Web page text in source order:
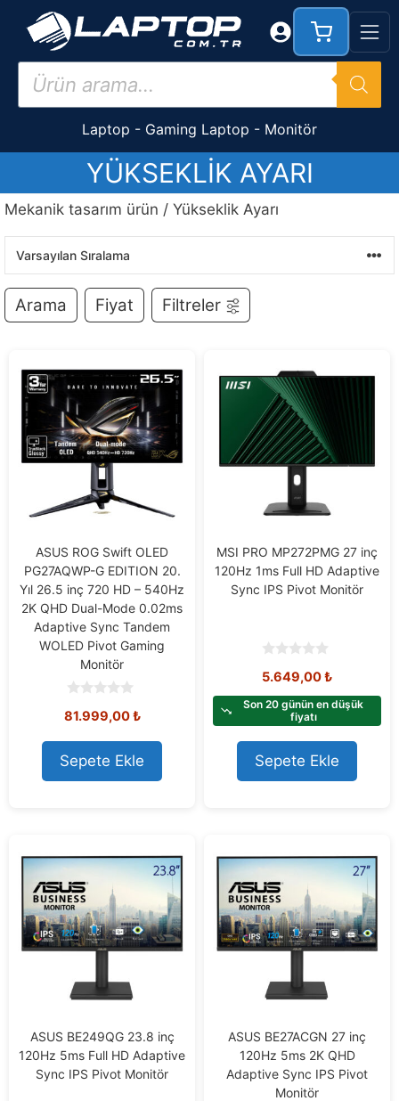
İçeriğe
Products
search
Laptop - Gaming Laptop - Monitör
YÜKSEKLIK AYARI
Mekanik tasarım ürün / Yükseklik Ayarı
Arama Fiyat Filtreler
ASUS ROG Swift OLED
PG27AQWP-G EDITION 20.
Yıl 26.5 inç 720 HD – 540Hz
2K QHD Dual-Mode 0.02ms
Adaptive Sync Tandem
WOLED Pivot Gaming
Monitör
o
t
o
f
5
81.999,00₺
Sepete Ekle
MSI PRO MP272PMG 27 inç
120Hz 1ms Full HD Adaptive
Sync IPS Pivot Monitör
o
t
f
5
5.649,00₺
Son 20 günün en düşük
fiyatı
Sepete Ekle
ASUS BE249QG 23.8 inç
120Hz 5ms Full HD Adaptive
Sync IPS Pivot Monitör
ASUS BE27ACGN 27 inç
120Hz 5ms 2K QHD
Adaptive Sync IPS Pivot
Monitör